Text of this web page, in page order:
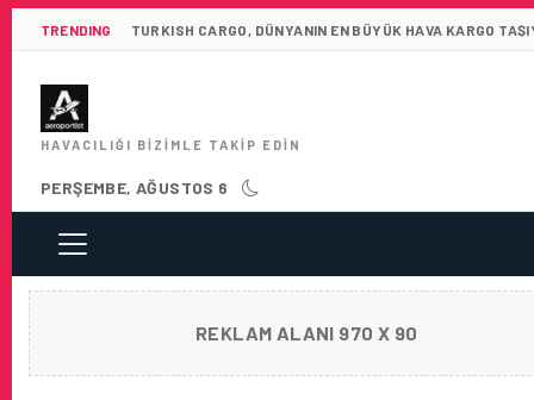
TRENDING TURKISH CARGO, DÜNYANIN EN BÜYÜK HAVA KARGO
HAVACILIĞI BIZIMLE TAKIP EDIN
PERŞEMBE, AĞUSTOS 6
REKLAM ALANI 970 X 90